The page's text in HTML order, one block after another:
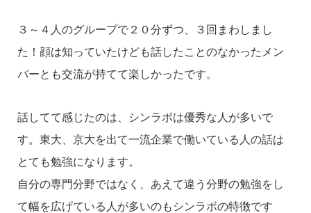
３～４人のグループで２０分ずつ、３回まわしまし
た！ 顔は知っていたけども話したことのなかったメン
バーとも交流が持てて楽しかったです。
話してて感じたのは、シンラボは優秀な人が多いで
す。 東大、京大を出て一流企業で働いている人の話は
とても勉強になります。
自分の専門分野ではなく、あえて違う分野の勉強をし
て幅を広げている人が多いのもシンラボの特徴です